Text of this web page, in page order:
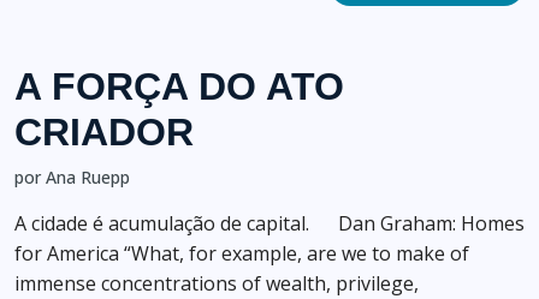
A FORÇA DO ATO
CRIADOR
por Ana Ruepp
A cidade é acumulação de capital. Dan Graham: Homes
for America “What, for example, are we to make of
immense concentrations of wealth, privilege,